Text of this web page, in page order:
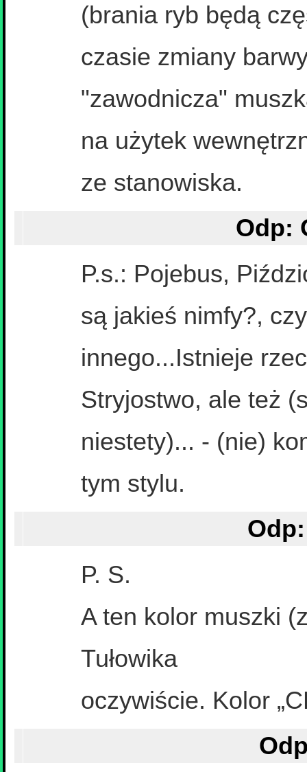
(brania ryb będą
czasie zmiany
"zawodnicza"
na użytek
ze stanowiska.
P.s.: Pojebus,
są jakieś nimfy?,
innego...Istnieje
Stryjostwo, ale też
niestety)... - (nie)
tym stylu.
P. S.
A ten kolor muszki
Tułowika
oczywiście. Kolor